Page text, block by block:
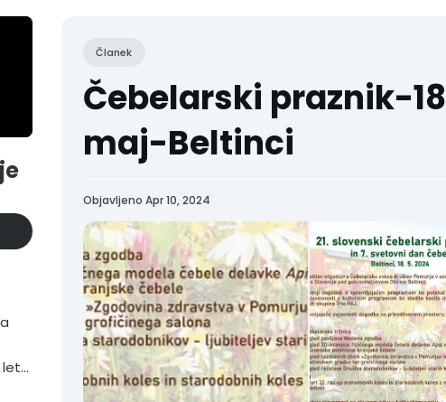
letu
Članek
Čebelarski praznik-18
maj-Beltinci
Objavljeno Apr 10, 2024